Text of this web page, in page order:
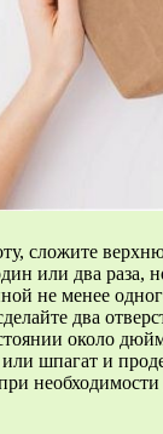
сложите
или два раза,
не менее
два
около
или шпагат и